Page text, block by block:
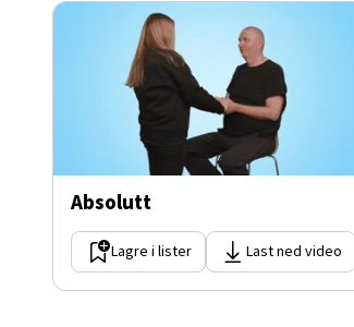
Absolutt
Lagre i lister Last ned video